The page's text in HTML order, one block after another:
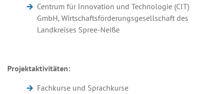
Centrum für Innovation und Technologie (CIT)
GmbH, Wirtschaftsförderungsgesellschaft des
Landkreises Spree-Neiße
Projektaktivitäten:
Fachkurse und Sprachkurse